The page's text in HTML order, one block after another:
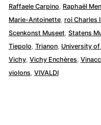
Raffaele Carpino, Raphaël
Marie-Antoinette, roi Charles
Scenkonst Museet, Statens
Tiepolo, Trianon, University
Vichy, Vichy Enchères,
violons, VIVALDI